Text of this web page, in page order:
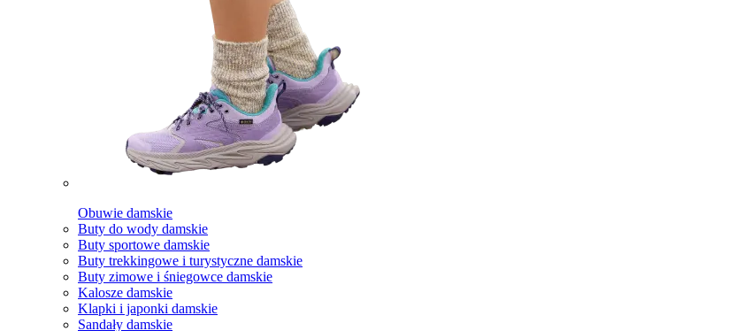
Obuwie damskie
Buty do wody damskie
Buty sportowe damskie
Buty trekkingowe i turystyczne damskie
Buty zimowe i śniegowce damskie
Kalosze damskie
Klapki i japonki damskie
Sandały damskie